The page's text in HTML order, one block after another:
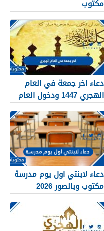
مكتوب
دعاء اخر جمعة في العام
الهجري 1447 ودخول العام
الجديد 1448
دعاء لابنتي اول يوم مدرسة
مكتوب وبالصور 2026